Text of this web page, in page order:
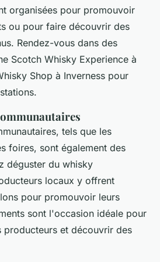
organisées pour promouvoir
ou pour faire découvrir des
Rendez-vous dans des
Scotch Whisky Experience à
Shop à Inverness pour
tels que les
foires, sont également des
déguster du whisky
locaux y offrent
pour promouvoir leurs
sont l'occasion idéale pour
producteurs et découvrir des